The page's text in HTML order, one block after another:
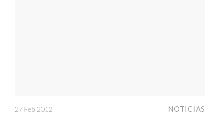
27 Feb 2012 NOTICIAS